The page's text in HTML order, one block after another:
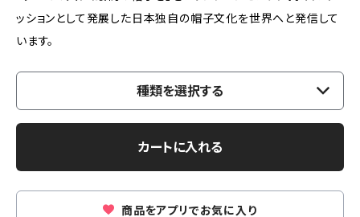
ッションとして発展した日本独自の帽子文化を世界へと発信して
います。
種類を選択する
カートに入れる
商品をアプリでお気に入り